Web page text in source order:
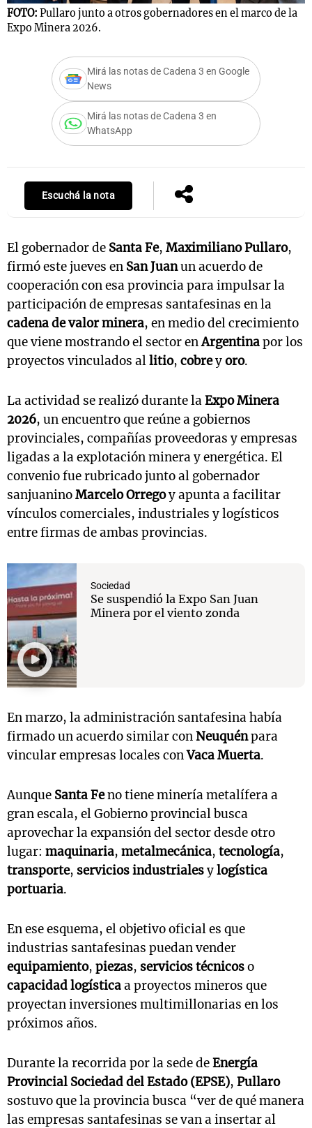
FOTO: Pullaro junto a otros gobernadores en el marco de la
Expo Minera 2026.
Mirá las notas de Cadena 3 en Google
News
Mirá las notas de Cadena 3 en
WhatsApp
Escuchá la nota
El gobernador de Santa Fe, Maximiliano Pullaro,
firmó este jueves en San Juanun acuerdo de
cooperación con esa provincia para impulsar la
participación de empresas santafesinas en la
cadena de valor minera, en medio del crecimiento
que viene mostrando el sector enArgentinapor los
proyectos vinculados allitio, cobreyoro.
La actividad se realizó durante laExpo Minera
2026, un encuentro que reúne a gobiernos
provinciales, compañías proveedoras y empresas
ligadas a la explotación minera y energética. El
convenio fue rubricado junto al gobernador
sanjuaninoMarcelo Orregoy apunta a facilitar
vínculos comerciales, industriales y logísticos
entre firmas de ambas provincias.
Sociedad
Se suspendió la Expo San Juan
Minera por el viento zonda
En marzo, la administración santafesina había
firmado un acuerdo similar conNeuquénpara
vincular empresas locales conVaca Muerta.
Aunque Santa Feno tiene minería metalífera a
gran escala, el Gobierno provincial busca
aprovechar la expansión del sector desde otro
lugar: maquinaria, metalmecánica, tecnología,
transporte, servicios industrialesylogística
portuaria.
En ese esquema, el objetivo oficial es que
industrias santafesinas puedan vender
equipamiento, piezas, servicios técnicoso
capacidad logísticaa proyectos mineros que
proyectan inversiones multimillonarias en los
próximos años.
Durante la recorrida por la sede deEnergía
Provincial Sociedad del Estado (EPSE), Pullaro
sostuvo que la provincia busca “ver de qué manera
las empresas santafesinas se van a insertar al